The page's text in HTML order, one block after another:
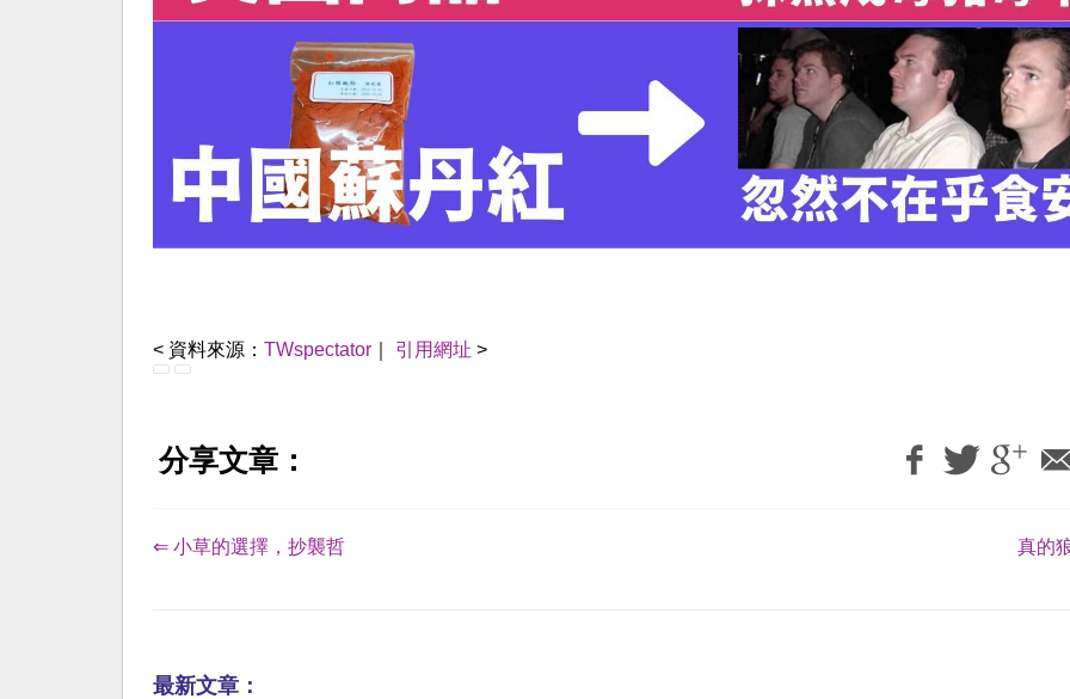
< 資料來源： TWspectator 引用網址 >
分享文章：
⇐ 小草的選擇，抄襲哲 真的
最新文章：